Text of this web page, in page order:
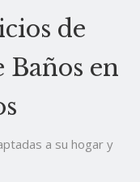
de
Baños en
a su hogar y